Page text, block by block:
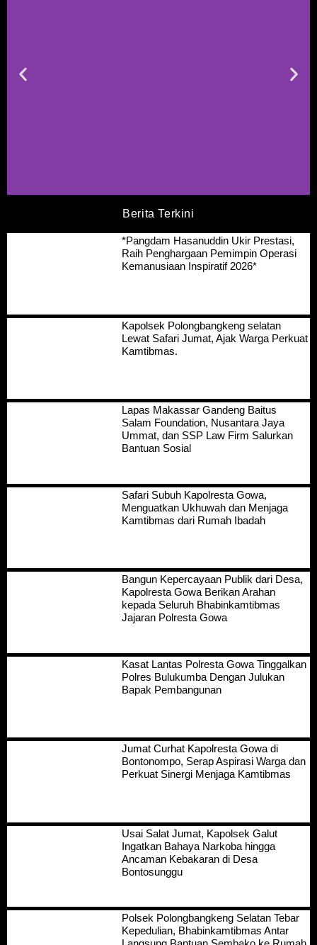
Berita Terkini
*Pangdam Hasanuddin Ukir Prestasi,
Raih Penghargaan Pemimpin Operasi
Kemanusiaan Inspiratif 2026*
Kapolsek Polongbangkeng selatan
Lewat Safari Jumat, Ajak Warga Perkuat
Kamtibmas.
Lapas Makassar Gandeng Baitus
Salam Foundation, Nusantara Jaya
Ummat, dan SSP Law Firm Salurkan
Bantuan Sosial
Safari Subuh Kapolresta Gowa,
Menguatkan Ukhuwah dan Menjaga
Kamtibmas dari Rumah Ibadah
Bangun Kepercayaan Publik dari Desa,
Kapolresta Gowa Berikan Arahan
kepada Seluruh Bhabinkamtibmas
Jajaran Polresta Gowa
Kasat Lantas Polresta Gowa Tinggalkan
Polres Bulukumba Dengan Julukan
Bapak Pembangunan
Jumat Curhat Kapolresta Gowa di
Bontonompo, Serap Aspirasi Warga dan
Perkuat Sinergi Menjaga Kamtibmas
Usai Salat Jumat, Kapolsek Galut
Ingatkan Bahaya Narkoba hingga
Ancaman Kebakaran di Desa
Bontosunggu
Polsek Polongbangkeng Selatan Tebar
Kepedulian, Bhabinkamtibmas Antar